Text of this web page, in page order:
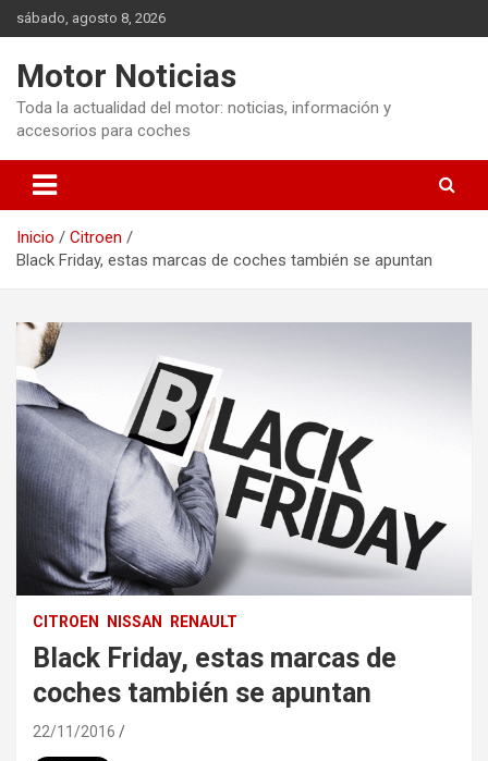
Saltar
al
sábado, agosto 8, 2026
Motor Noticias
Toda la actualidad del motor: noticias, información y
accesorios para coches
Inicio
Citroen
Black Friday, estas marcas de coches también se apuntan
CITROEN NISSAN RENAULT
Black Friday, estas marcas de
coches también se apuntan
22/11/2016